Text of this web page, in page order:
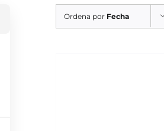
Ordena por Fecha